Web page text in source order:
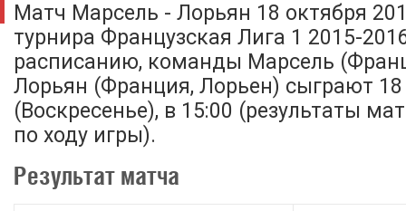
Матч Марсель - Лорьян 18 октября
турнира Французская Лига 1 2015-
расписанию, команды Марсель
Лорьян (Франция, Лорьен) сыграют 18
(Воскресенье), в 15:00 (результаты
по ходу игры).
Результат матча